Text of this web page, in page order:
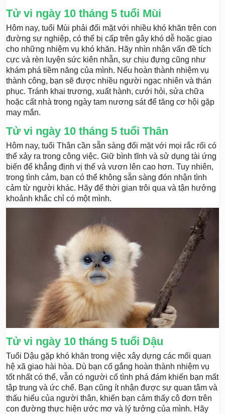
Tử vi ngày 10 tháng 5 tuổi Mùi
Hôm nay, tuổi Mùi phải đối mặt với nhiều khó khăn trên con
đường sự nghiệp, có thể bị cấp trên gây khó dễ hoặc giao
cho những nhiệm vụ khó khăn. Hãy nhìn nhận vấn đề tích
cực và rèn luyện sức kiên nhẫn, sự chịu đựng cũng như
khám phá tiềm năng của mình. Nếu hoàn thành nhiệm vụ
thành công, bạn sẽ được nhiều người ngạc nhiên và thán
phục. Tránh khai trương, xuất hành, cưới hỏi, sửa chữa
hoặc cất nhà trong ngày tam nương sát để tăng cơ hội gặp
may mắn.
Tử vi ngày 10 tháng 5 tuổi Thân
Hôm nay, tuổi Thân cần sẵn sàng đối mặt với mọi rắc rối có
thể xảy ra trong công việc. Giữ bình tĩnh và sử dụng tài ứng
biến để khẳng định vị thế và vươn lên cao hơn. Tuy nhiên,
trong tình cảm, bạn có thể không sẵn sàng đón nhận tình
cảm từ người khác. Hãy để thời gian trôi qua và tận hưởng
khoảnh khắc chỉ có một mình.
Tử vi ngày 10 tháng 5 tuổi Dậu
Tuổi Dậu gặp khó khăn trong việc xây dựng các mối quan
hệ xã giao hài hòa. Dù bạn cố gắng hoàn thành nhiệm vụ
tốt nhất có thể, vẫn có người cố tình phá đám khiến bạn mất
tập trung và ức chế. Bạn cũng ít nhận được sự quan tâm và
thấu hiểu của người thân, khiến bạn cảm thấy cô đơn trên
con đường thực hiện ước mơ và lý tưởng của mình. Hãy